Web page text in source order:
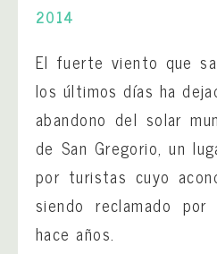
2014
El fuerte viento que
los últimos días ha
abandono del solar
de San Gregorio, un
por turistas cuyo
siendo reclamado
hace años.